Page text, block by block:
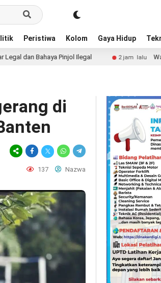
Peristiwa Kolom Gaya Hidup
Ilegal 2 jam lalu Wabup Tangerang
di
137 Nazwa